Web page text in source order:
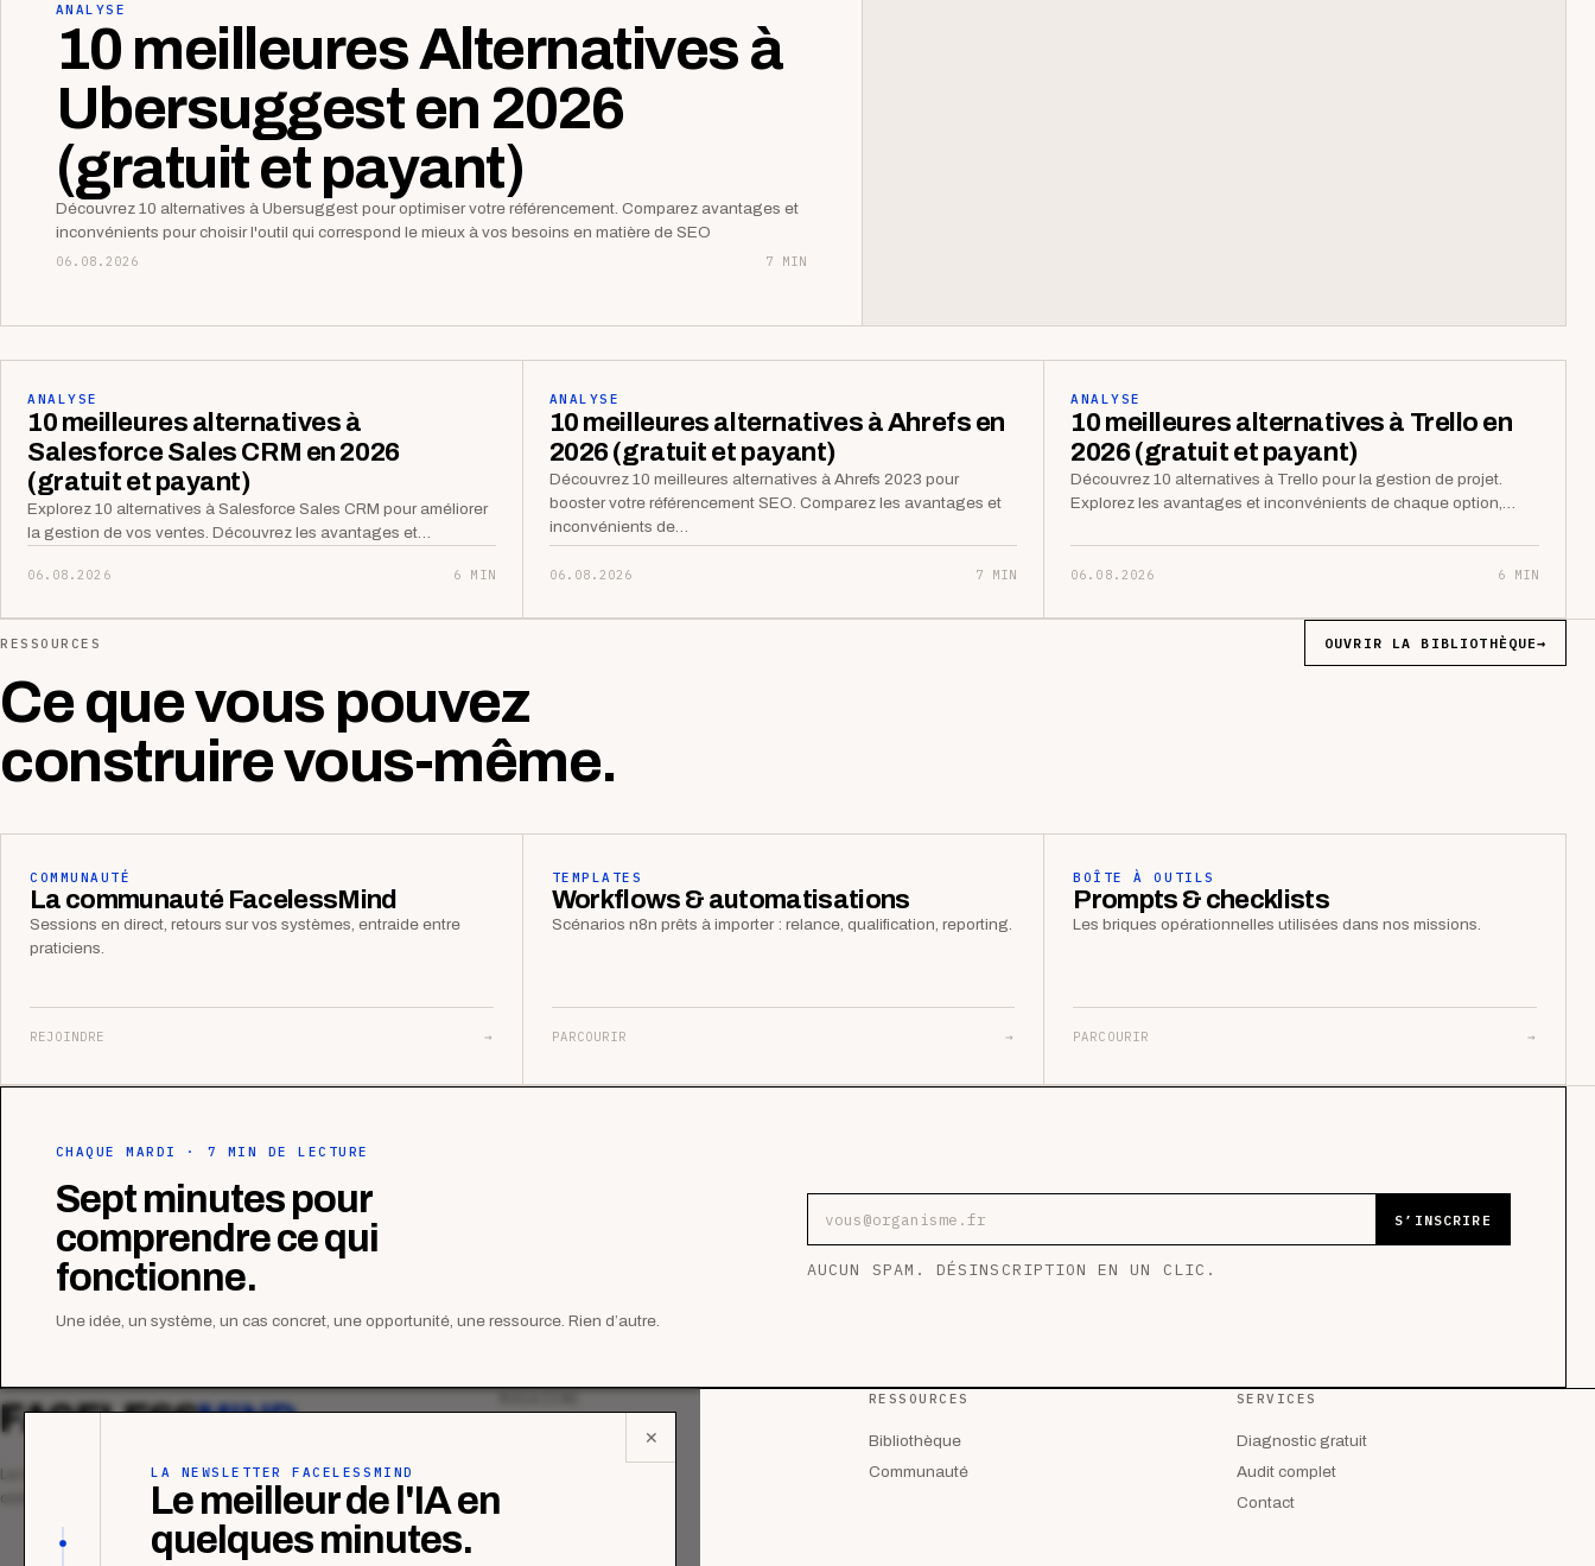
ANALYSE
10 meilleures Alternatives à
Ubersuggest en 2026
(gratuit et payant)
Découvrez 10 alternatives à Ubersuggest pour optimiser votre référencement. Comparez avantages et
inconvénients pour choisir l'outil qui correspond le mieux à vos besoins en matière de SEO
06.08.2026 7 MIN
ANALYSE
10 meilleures alternatives à
Salesforce Sales CRM en 2026
(gratuit et payant)
Explorez 10 alternatives à Salesforce Sales CRM pour améliorer
la gestion de vos ventes. Découvrez les avantages et…
06.08.2026 6 MIN
ANALYSE
10 meilleures alternatives à Ahrefs en
2026 (gratuit et payant)
Découvrez 10 meilleures alternatives à Ahrefs 2023 pour
booster votre référencement SEO. Comparez les avantages et
inconvénients de…
06.08.2026 7 MIN
ANALYSE
10 meilleures alternatives à Trello en
2026 (gratuit et payant)
Découvrez 10 alternatives à Trello pour la gestion de projet.
Explorez les avantages et inconvénients de chaque option,…
06.08.2026 6 MIN
RESSOURCES
Ce que vous pouvez
construire vous-même.
OUVRIR LA BIBLIOTHÈQUE→
COMMUNAUTÉ
La communauté FacelessMind
Sessions en direct, retours sur vos systèmes, entraide entre
praticiens.
REJOINDRE →
TEMPLATES
Workflows & automatisations
Scénarios n8n prêts à importer : relance, qualification, reporting.
PARCOURIR →
BOÎTE À OUTILS
Prompts & checklists
Les briques opérationnelles utilisées dans nos missions.
PARCOURIR →
CHAQUE MARDI · 7 MIN DE LECTURE
Sept minutes pour
comprendre ce qui
fonctionne.
Une idée, un système, un cas concret, une opportunité, une ressource. Rien d’autre.
S’INSCRIRE
AUCUN SPAM. DÉSINSCRIPTION EN UN CLIC.
✕
LA NEWSLETTER FACELESSMIND
Le meilleur de l'IA en
quelques minutes.
FACELESSMIND
Le média qui mesurent la performance
commerciale des organismes de formation.
RESSOURCES
Bibliothèque
Communauté
SERVICES
Diagnostic gratuit
Audit complet
Contact